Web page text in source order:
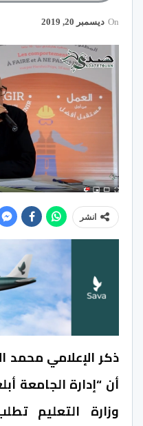
On ديسمبر 20, 2019
انشر
ذكر الإعلامي محمد
أن “إدارة الجامعة
وزارة التعليم